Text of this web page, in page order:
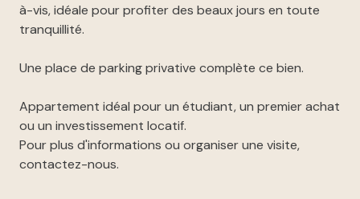
à-vis, idéale pour profiter des beaux jours en toute
tranquillité.
Une place de parking privative complète ce bien.
Appartement idéal pour un étudiant, un premier achat
ou un investissement locatif.
Pour plus d'informations ou organiser une visite,
contactez-nous.